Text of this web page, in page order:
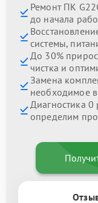
Ремонт ПК
до начала
системы,
До 30%
чистка и
Замена
необходимое
Диагностика 0
определим